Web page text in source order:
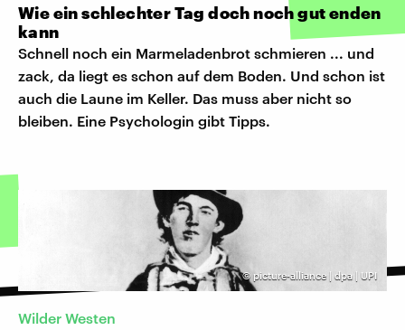
Wie ein schlechter Tag doch noch gut enden
kann
Schnell noch ein Marmeladenbrot schmieren ... und
zack, da liegt es schon auf dem Boden. Und schon ist
auch die Laune im Keller. Das muss aber nicht so
bleiben. Eine Psychologin gibt Tipps.
© picture-alliance | dpa | UPI
Wilder Westen